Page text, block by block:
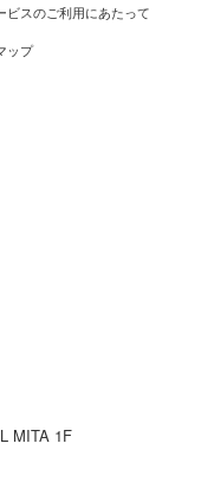
MITA 1F
ビスのご利用にあたって
ップ